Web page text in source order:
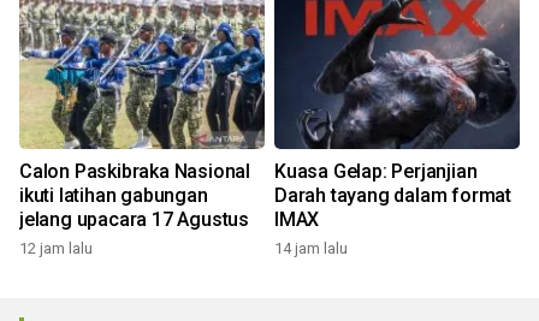
Calon Paskibraka Nasional
ikuti latihan gabungan
jelang upacara 17 Agustus
12 jam lalu
Kuasa Gelap: Perjanjian
Darah tayang dalam format
IMAX
14 jam lalu